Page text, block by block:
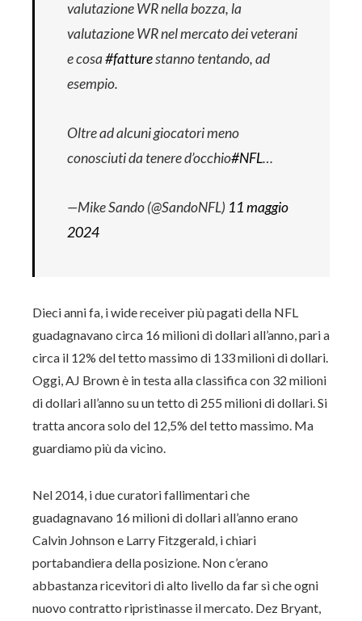
valutazione WR nella bozza, la
valutazione WR nel mercato dei veterani
e cosa#fatturestanno tentando, ad
esempio.
Oltre ad alcuni giocatori meno
conosciuti da tenere d’occhio#NFL…
—Mike Sando (@SandoNFL) 11 maggio
2024
Dieci anni fa, i wide receiver più pagati della NFL
guadagnavano circa 16 milioni di dollari all’anno, pari a
circa il 12% del tetto massimo di 133 milioni di dollari.
Oggi, AJ Brown è in testa alla classifica con 32 milioni
di dollari all’anno su un tetto di 255 milioni di dollari. Si
tratta ancora solo del 12,5% del tetto massimo. Ma
guardiamo più da vicino.
Nel 2014, i due curatori fallimentari che
guadagnavano 16 milioni di dollari all’anno erano
Calvin Johnson e Larry Fitzgerald, i chiari
portabandiera della posizione. Non c’erano
abbastanza ricevitori di alto livello da far sì che ogni
nuovo contratto ripristinasse il mercato. Dez Bryant,